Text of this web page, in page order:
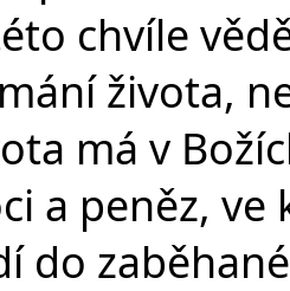
chvíle
života,
má v
a peněz,
do